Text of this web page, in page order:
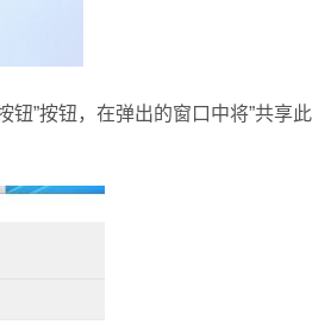
”按钮，在弹出的窗口中将”共享